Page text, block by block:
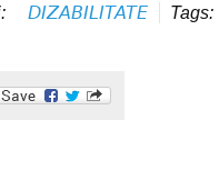
DIZABILITATE Tags: